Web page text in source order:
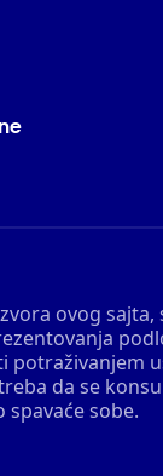
ovog
da se
sobe.